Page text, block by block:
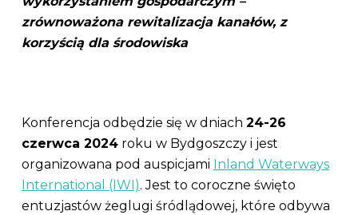
zrównoważona rewitalizacja kanałów, z
korzyścią dla środowiska
Konferencja odbędzie się w dniach 24-26
czerwca 2024roku w Bydgoszczy i jest
organizowana pod auspicjami Inland Waterways
International (IWI). Jest to coroczne święto
entuzjastów żeglugi śródlądowej, które odbywa